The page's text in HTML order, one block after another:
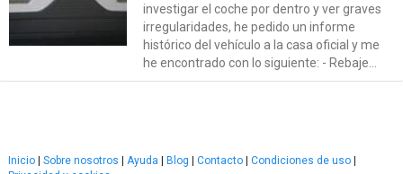
investigar el coche por dentro y ver graves
irregularidades, he pedido un informe
histórico del vehículo a la casa oficial y me
he encontrado con lo siguiente: - Rebaje...
Inicio | Sobre nosotros | Ayuda | Blog | Contacto | Condiciones de uso |